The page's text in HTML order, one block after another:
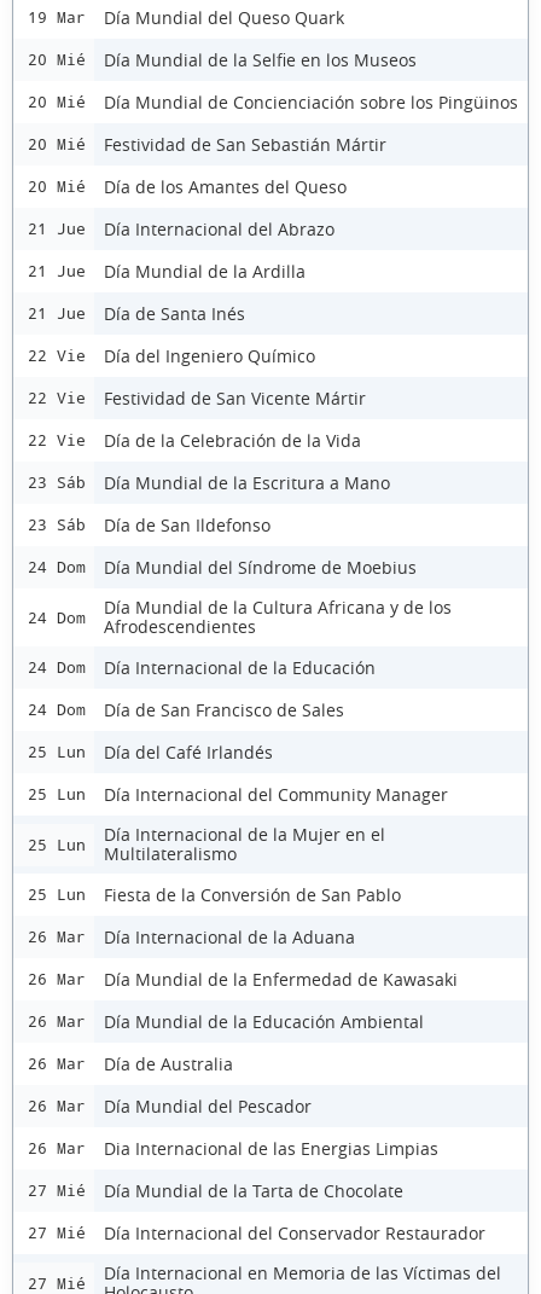
19 Mar Día Mundial del Queso Quark
20 Mié Día Mundial de la Selfie en los Museos
20 Mié Día Mundial de Concienciación sobre los Pingüinos
20 Mié Festividad de San Sebastián Mártir
20 Mié Día de los Amantes del Queso
21 Jue Día Internacional del Abrazo
21 Jue Día Mundial de la Ardilla
21 Jue Día de Santa Inés
22 Vie Día del Ingeniero Químico
22 Vie Festividad de San Vicente Mártir
22 Vie Día de la Celebración de la Vida
23 Sáb Día Mundial de la Escritura a Mano
23 Sáb Día de San Ildefonso
24 Dom Día Mundial del Síndrome de Moebius
24 Dom
Día Mundial de la Cultura Africana y de los
Afrodescendientes
24 Dom Día Internacional de la Educación
24 Dom Día de San Francisco de Sales
25 Lun Día del Café Irlandés
25 Lun Día Internacional del Community Manager
25 Lun
Día Internacional de la Mujer en el
Multilateralismo
25 Lun Fiesta de la Conversión de San Pablo
26 Mar Día Internacional de la Aduana
26 Mar Día Mundial de la Enfermedad de Kawasaki
26 Mar Día Mundial de la Educación Ambiental
26 Mar Día de Australia
26 Mar Día Mundial del Pescador
26 Mar Dia Internacional de las Energias Limpias
27 Mié Día Mundial de la Tarta de Chocolate
27 Mié Día Internacional del Conservador Restaurador
27 Mié
Día Internacional en Memoria de las Víctimas del